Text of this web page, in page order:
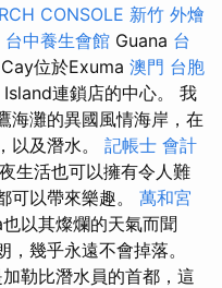
CONSOLE 新竹 外燴
台中養生會館 Guana 台
Cay位於Exuma 澳門 台胞
Island連鎖店的中心。 我
海灘的異國風情海岸，在
以及潛水。 記帳士 會計
生活也可以擁有令人難
可以帶來樂趣。 萬和宮
以其燦爛的天氣而聞
幾乎永遠不會掉落。
勒比潛水員的首都，這